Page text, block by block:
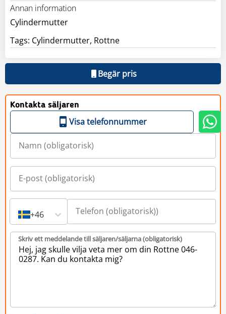
Annan information
Cylindermutter
Tags: Cylindermutter, Rottne
Begär pris
Kontakta säljaren
Visa telefonnummer
+46
Skriv ett meddelande till säljaren/säljarna (obligatorisk)